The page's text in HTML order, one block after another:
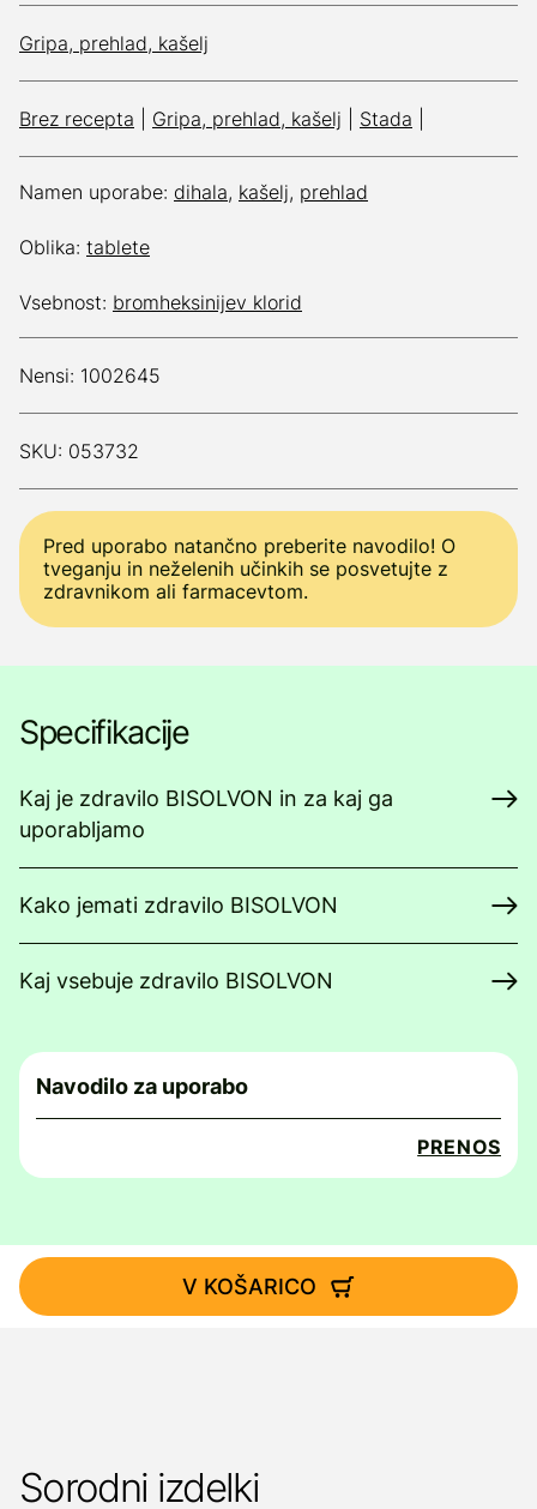
Gripa, prehlad, kašelj
Brez recepta Gripa, prehlad, kašelj Stada
Namen uporabe: dihala, kašelj, prehlad
Oblika: tablete
Vsebnost: bromheksinijev klorid
Nensi: 1002645
SKU: 053732
Pred uporabo natančno preberite navodilo! O
tveganju in neželenih učinkih se posvetujte z
zdravnikom ali farmacevtom.
Specifikacije
Kaj je zdravilo BISOLVON in za kaj ga
uporabljamo
Kako jemati zdravilo BISOLVON
Kaj vsebuje zdravilo BISOLVON
Navodilo za uporabo
PRENOS
V KOŠARICO
Sorodni izdelki